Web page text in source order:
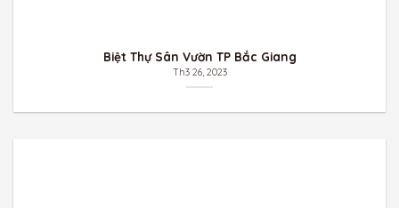
Biệt Thự Sân Vườn TP Bắc Giang
Th3 26, 2023